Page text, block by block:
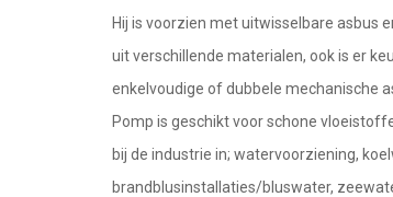
Hij is voorzien met uitwisselbare asbus
uit verschillende materialen, ook is er
enkelvoudige of dubbele mechanische
Pomp is geschikt voor schone
bij de industrie in; watervoorziening,
brandblusinstallaties/bluswater,